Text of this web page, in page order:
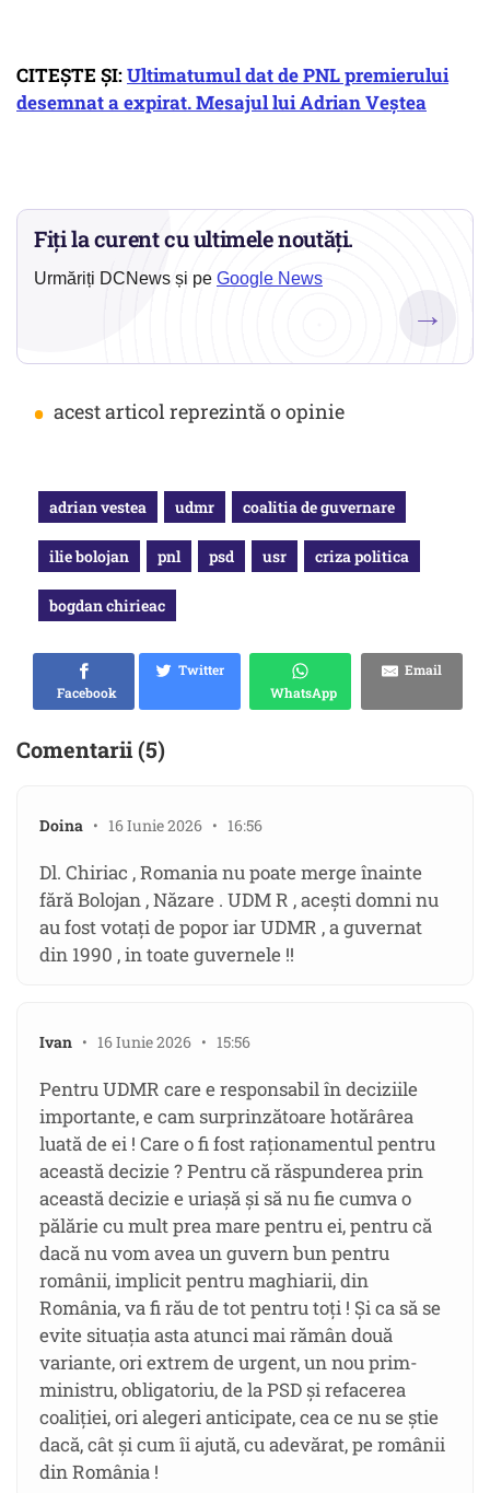
CITEȘTE ȘI:Ultimatumul dat de PNL premierului
desemnat a expirat. Mesajul lui Adrian Veștea
Fiți la curent cu ultimele noutăți.
Urmăriți DCNews și pe Google News
→
• acest articol reprezintă o opinie
adrian vestea udmr coalitia de guvernare
ilie bolojan pnl psd usr criza politica
bogdan chirieac
Facebook
Twitter
WhatsApp
Email
Comentarii (5)
Doina • 16 Iunie 2026 • 16:56
Dl. Chiriac , Romania nu poate merge înainte
fără Bolojan , Năzare . UDM R , acești domni nu
au fost votați de popor iar UDMR , a guvernat
din 1990 , in toate guvernele !!
Ivan • 16 Iunie 2026 • 15:56
Pentru UDMR care e responsabil în deciziile
importante, e cam surprinzătoare hotărârea
luată de ei ! Care o fi fost raționamentul pentru
această decizie ? Pentru că răspunderea prin
această decizie e uriașă și să nu fie cumva o
pălărie cu mult prea mare pentru ei, pentru că
dacă nu vom avea un guvern bun pentru
românii, implicit pentru maghiarii, din
România, va fi rău de tot pentru toți ! Și ca să se
evite situația asta atunci mai rămân două
variante, ori extrem de urgent, un nou prim-
ministru, obligatoriu, de la PSD și refacerea
coaliției, ori alegeri anticipate, cea ce nu se știe
dacă, cât și cum îi ajută, cu adevărat, pe românii
din România !